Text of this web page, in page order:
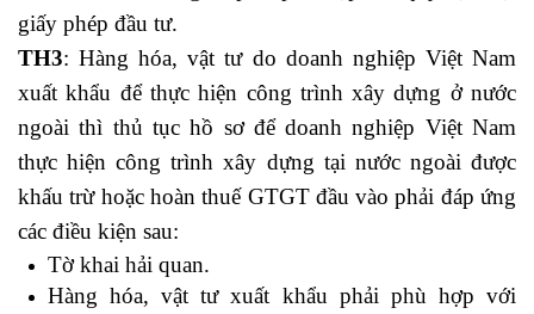
giấy phép đầu tư.
TH3: Hàng hóa, vật tư do doanh nghiệp Việt Nam
xuất khẩu để thực hiện công trình xây dựng ở nước
ngoài thì thủ tục hồ sơ để doanh nghiệp Việt Nam
thực hiện công trình xây dựng tại nước ngoài được
khấu trừ hoặc hoàn thuế GTGT đầu vào phải đáp ứng
các điều kiện sau:
Tờ khai hải quan.
Hàng hóa, vật tư xuất khẩu phải phù hợp với